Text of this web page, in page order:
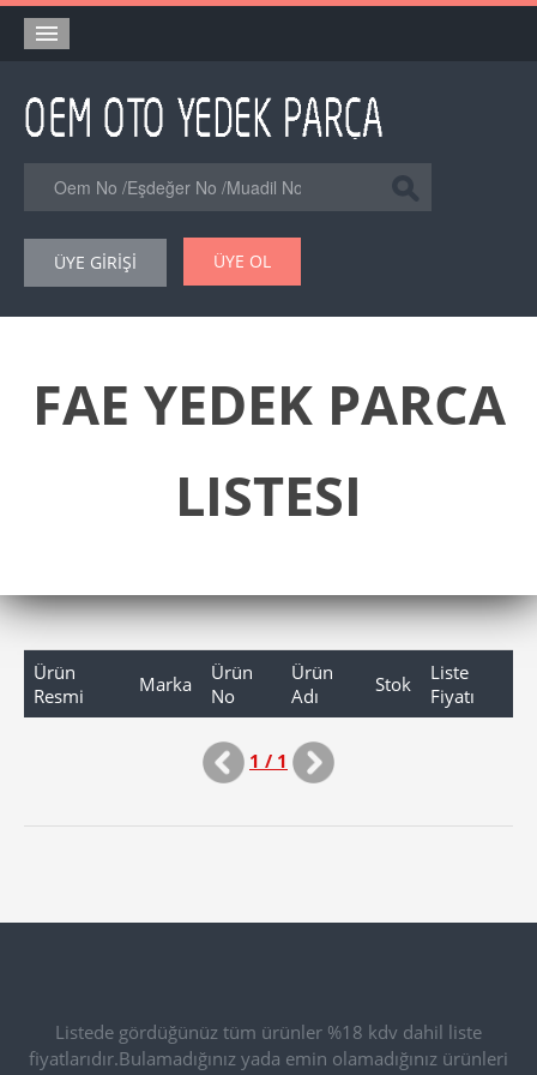
Orjinal Yedek Parça
Eşdeğer Muadil Yedek Parça
Şase Numarası VIN Yedekparça Sorgulama
Hakkımızda
Forum
ÜYE GİRİŞİ ÜYE OL
FAE YEDEK PARCA
LISTESI
Ürün
Resmi
Marka
Ürün
No
Ürün
Adı
Stok
Liste
Fiyatı
1 / 1
Listede gördüğünüz tüm ürünler %18 kdv dahil liste
fiyatlarıdır.Bulamadığınız yada emin olamadığınız ürünleri